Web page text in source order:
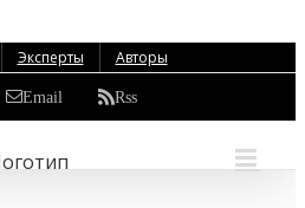
Эксперты Авторы
Email Rss